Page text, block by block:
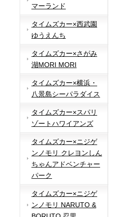
マーランド
タイムズカー×西武園
ゆうえんち
タイムズカー×さがみ
湖MORI MORI
タイムズカー×横浜・
八景島シーパラダイス
タイムズカー×スパリ
ゾートハワイアンズ
タイムズカー×ニジゲ
ンノモリ クレヨンしん
ちゃんアドベンチャー
パーク
タイムズカー×ニジゲ
ンノモリ NARUTO &